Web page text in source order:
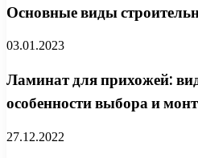
Основные виды
03.01.2023
Ламинат для прихожей:
особенности выбора и
27.12.2022